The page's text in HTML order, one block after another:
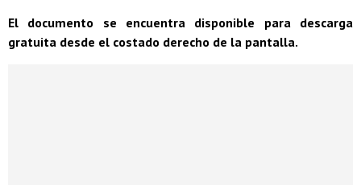
El documento se encuentra disponible para descarga
gratuita desde el costado derecho de la pantalla.